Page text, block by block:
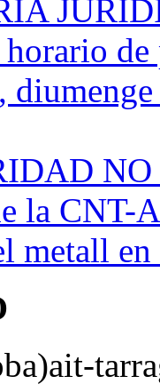
de
la
metall